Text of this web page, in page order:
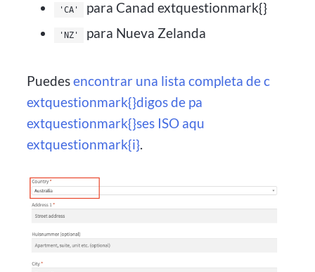
'CA' para Canad extquestionmark{}
'NZ' para Nueva Zelanda
Puedesencontrar una lista completa de c
extquestionmark{}digos de pa
extquestionmark{}ses ISO aqu
extquestionmark{i}.